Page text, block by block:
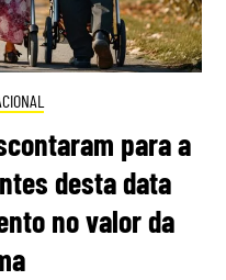
para a
desta data
no valor da